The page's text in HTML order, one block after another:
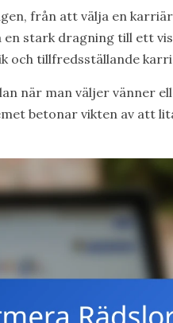
från att välja en
en stark dragning till ett
och tillfredsställande
när man väljer vänner
betonar vikten av att